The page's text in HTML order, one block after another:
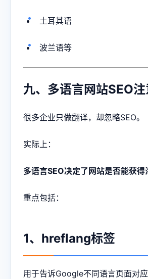
土耳其语
波兰语等
九、多语言网站SEO
很多企业只做翻译，却忽略SEO。
实际上：
多语言SEO决定了网站是否能获得
重点包括：
1、hreflang标签
用于告诉Google不同语言页面对应